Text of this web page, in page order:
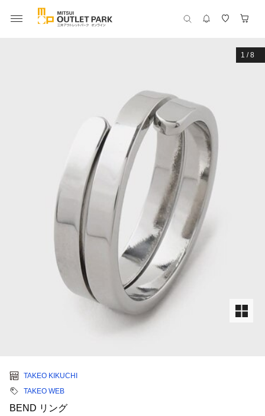
1 /8
TAKEO KIKUCHI
TAKEO WEB
BEND リング